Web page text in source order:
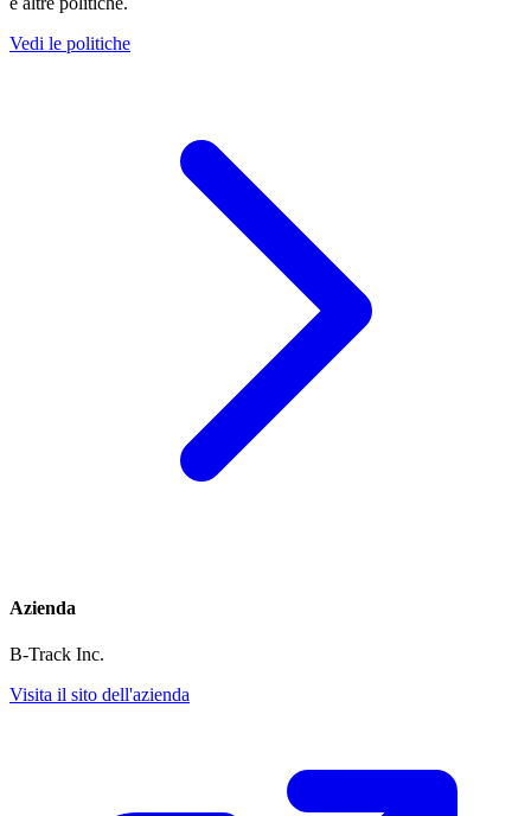
Vedi le politiche
Azienda
B-Track Inc.
Visita il sito dell'azienda